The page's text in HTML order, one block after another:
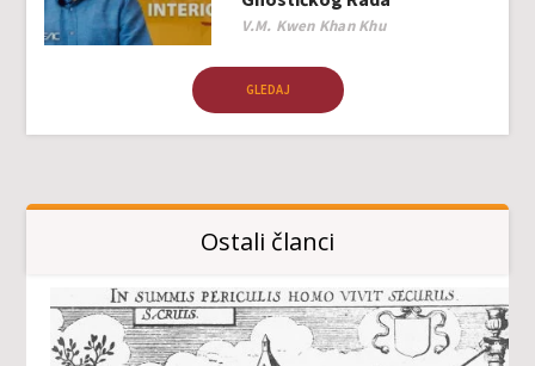
Author
V.M. Kwen Khan Khu
GLEDAJ
Ostali članci